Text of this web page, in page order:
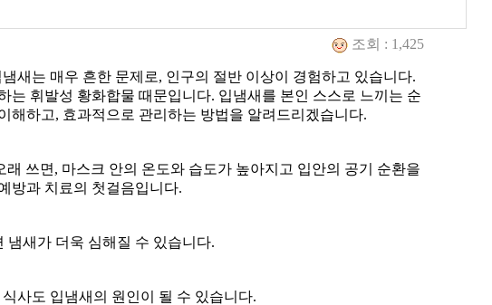
조회 : 1,425
새는 매우 흔한 문제로, 인구의 절반 이상이 경험하고 있습니다.
휘발성 황화합물 때문입니다. 입냄새를 본인 스스로 느끼는 순
하고, 효과적으로 관리하는 방법을 알려드리겠습니다.
쓰면, 마스크 안의 온도와 습도가 높아지고 입안의 공기 순환을
방과 치료의 첫걸음입니다.
새가 더욱 심해질 수 있습니다.
사도 입냄새의 원인이 될 수 있습니다.